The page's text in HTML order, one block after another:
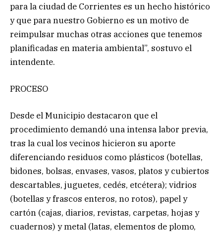
para la ciudad de Corrientes es un hecho histórico
y que para nuestro Gobierno es un motivo de
reimpulsar muchas otras acciones que tenemos
planificadas en materia ambiental”, sostuvo el
intendente.
PROCESO
Desde el Municipio destacaron que el
procedimiento demandó una intensa labor previa,
tras la cual los vecinos hicieron su aporte
diferenciando residuos como plásticos (botellas,
bidones, bolsas, envases, vasos, platos y cubiertos
descartables, juguetes, cedés, etcétera); vidrios
(botellas y frascos enteros, no rotos), papel y
cartón (cajas, diarios, revistas, carpetas, hojas y
cuadernos) y metal (latas, elementos de plomo,